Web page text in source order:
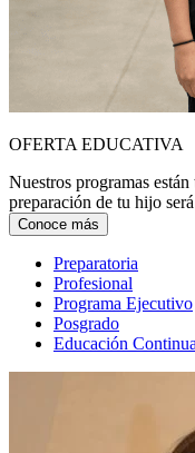
OFERTA EDUCATIVA
Nuestros programas
preparación de tu hijo
Conoce más
Preparatoria
Profesional
Programa Ejecutivo
Posgrado
Educación